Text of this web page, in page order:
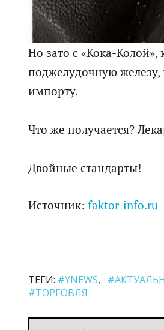
Но зато с «Кока-Колой»,
поджелудочную железу,
импорту.
Что же получается?
Двойные стандарты!
Источник: faktor-info.ru
ТЕГИ: #YNEWS
#ТОРГОВЛЯ